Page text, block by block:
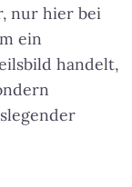
nur hier bei
ein
handelt,